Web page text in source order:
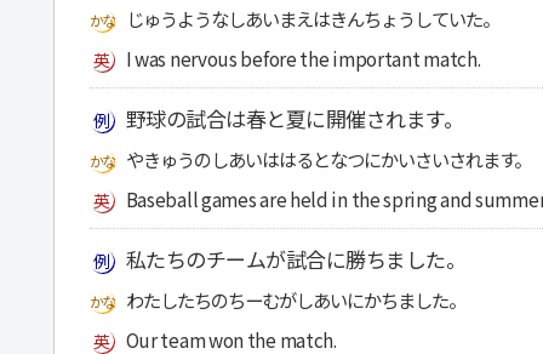
じゅうようなしあいまえはきんちょうしていた。
I was nervous before the important match.
野球の試合は春と夏に開催されます。
やきゅうのしあいははるとなつにかいさいされます。
Baseball games are held in the spring and
私たちのチームが試合に勝ちました。
わたしたちのちーむがしあいにかちました。
Our team won the match.